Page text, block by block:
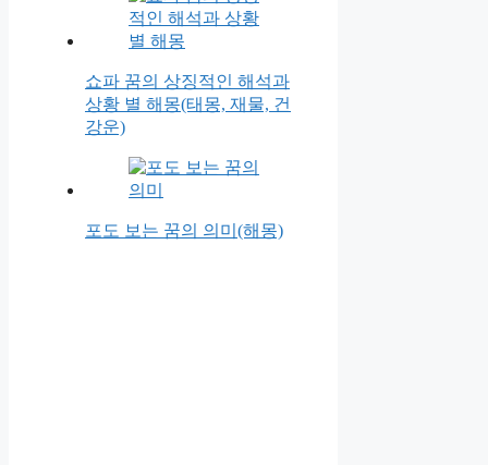
쇼파 꿈의 상징적인 해석과
상황 별 해몽(태몽, 재물, 건
강운)
포도 보는 꿈의 의미(해몽)